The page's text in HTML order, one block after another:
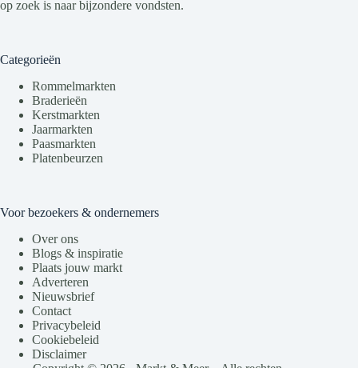
op zoek is naar bijzondere vondsten.
Categorieën
Rommelmarkten
Braderieën
Kerstmarkten
Jaarmarkten
Paasmarkten
Platenbeurzen
Voor bezoekers & ondernemers
Over ons
Blogs & inspiratie
Plaats jouw markt
Adverteren
Nieuwsbrief
Contact
Privacybeleid
Cookiebeleid
Disclaimer